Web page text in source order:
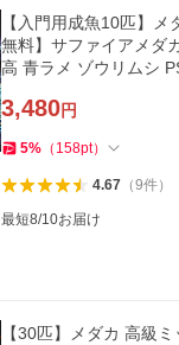
【入門用成魚10匹】
無料】サファイアメダ
高 青ラメ ゾウリムシ
3,480円
5% （ 158pt）
4.67（9件）
最短8/10お届け
【30匹】メダカ 高級